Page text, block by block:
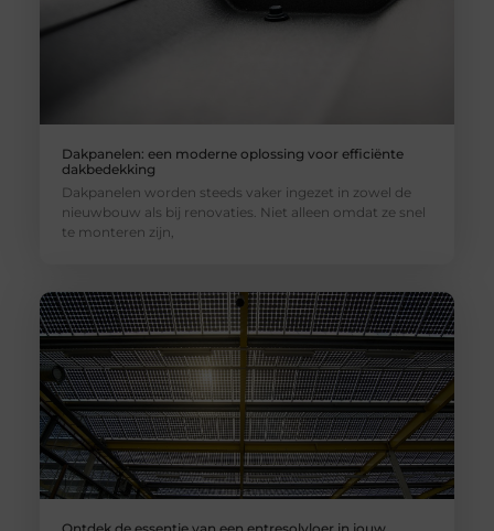
Dakpanelen: een moderne oplossing voor efficiënte
dakbedekking
Dakpanelen worden steeds vaker ingezet in zowel de
nieuwbouw als bij renovaties. Niet alleen omdat ze snel
te monteren zijn,